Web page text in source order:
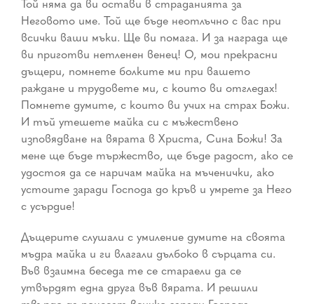
Той няма да ви остави в страданията за
Неговото име. Той ще бъде неотлъчно с вас при
всички ваши мъки. Ще ви помага. И за награда ще
ви приготви нетленен венец! О, мои прекрасни
дъщери, помнете болките ми при вашето
раждане и трудовете ми, с които ви отгледах!
Помнете думите, с които ви учих на страх Божи.
И тъй утешете майка си с мъжествено
изповядване на вярата в Христа, Сина Божи! За
мене ще бъде тържество, ще бъде радост, ако се
удостоя да се наричам майка на мъченички, ако
устоите заради Господа до кръв и умрете за Него
с усърдие!
Дъщерите слушали с умиление думите на своята
мъдра майка и ги влагали дълбоко в сърцата си.
Във взаимна беседа те се стараели да се
утвърдят една друга във вярата. И решили